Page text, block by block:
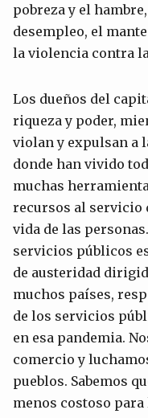
pobreza y el
desempleo, el
la violencia contra
Los dueños del
riqueza y poder,
violan y expulsan a
donde han vivido
muchas
recursos al servicio
vida de las
servicios públicos
de austeridad
muchos países,
de los servicios
en esa pandemia.
comercio y
pueblos. Sabemos
menos costoso